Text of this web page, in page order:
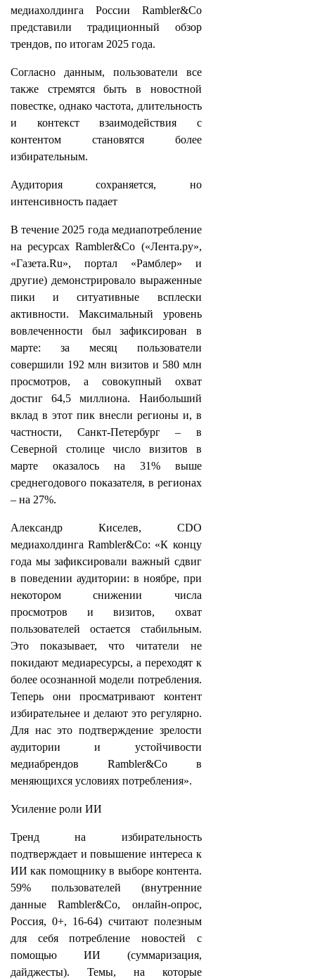
медиахолдинга России Rambler&Co
представили традиционный обзор
трендов, по итогам 2025 года.
Согласно данным, пользователи все
также стремятся быть в новостной
повестке, однако частота, длительность
и контекст взаимодействия с
контентом становятся более
избирательным.
Аудитория сохраняется, но
интенсивность падает
В течение 2025 года медиапотребление
на ресурсах Rambler&Co («Лента.ру»,
«Газета.Ru», портал «Рамблер» и
другие) демонстрировало выраженные
пики и ситуативные всплески
активности. Максимальный уровень
вовлеченности был зафиксирован в
марте: за месяц пользователи
совершили 192 млн визитов и 580 млн
просмотров, а совокупный охват
достиг 64,5 миллиона. Наибольший
вклад в этот пик внесли регионы и, в
частности, Санкт-Петербург – в
Северной столице число визитов в
марте оказалось на 31% выше
среднегодового показателя, в регионах
– на 27%.
Александр Киселев, CDO
медиахолдинга Rambler&Co: «К концу
года мы зафиксировали важный сдвиг
в поведении аудитории: в ноябре, при
некотором снижении числа
просмотров и визитов, охват
пользователей остается стабильным.
Это показывает, что читатели не
покидают медиаресурсы, а переходят к
более осознанной модели потребления.
Теперь они просматривают контент
избирательнее и делают это регулярно.
Для нас это подтверждение зрелости
аудитории и устойчивости
медиабрендов Rambler&Co в
меняющихся условиях потребления».
Усиление роли ИИ
Тренд на избирательность
подтверждает и повышение интереса к
ИИ как помощнику в выборе контента.
59% пользователей (внутренние
данные Rambler&Co, онлайн-опрос,
Россия, 0+, 16-64) считают полезным
для себя потребление новостей с
помощью ИИ (суммаризация,
дайджесты). Темы, на которые